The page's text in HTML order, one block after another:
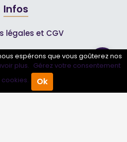
Agenda
Infos
légales et CGV
nous
espérons que vous goûterez nos
plus. Gérez votre consentement
cookies.
Ok